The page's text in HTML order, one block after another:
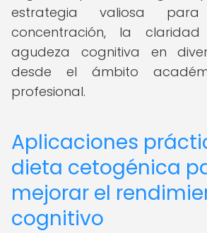
estrategia valiosa
concentración, la
agudeza cognitiva en
desde el ámbito
profesional.
Aplicaciones
dieta cetogénica
mejorar el
cognitivo